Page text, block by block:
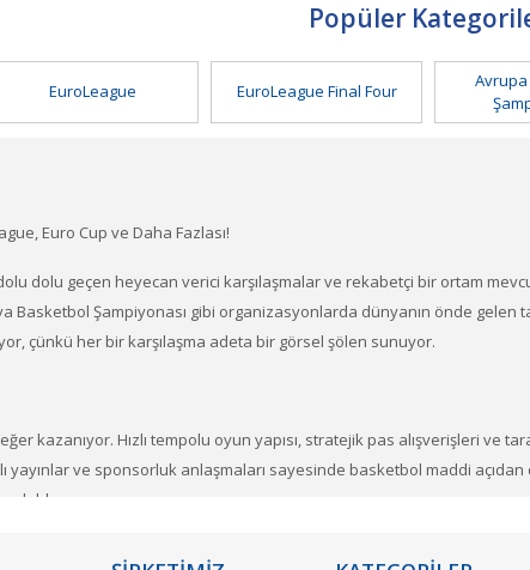
Popüler
EuroLeague EuroLeague Final Four
Euro Cup ve Daha Fazlası!
dolu geçen heyecan verici karşılaşmalar ve rekabetçi bir ortam
Basketbol Şampiyonası gibi organizasyonlarda dünyanın önde gelen
çünkü her bir karşılaşma adeta bir görsel şölen sunuyor.
kazanıyor. Hızlı tempolu oyun yapısı, stratejik pas alışverişleri ve
ve sponsorluk anlaşmaları sayesinde basketbol maddi
dolduruyor.